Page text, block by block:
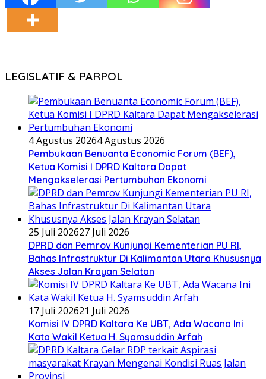
LEGISLATIF & PARPOL
4 Agustus 20264 Agustus 2026
Pembukaan Benuanta Economic Forum (BEF),
Ketua Komisi I DPRD Kaltara Dapat
Mengakselerasi Pertumbuhan Ekonomi
25 Juli 202627 Juli 2026
DPRD dan Pemrov Kunjungi Kementerian PU RI,
Bahas Infrastruktur Di Kalimantan Utara Khususnya
Akses Jalan Krayan Selatan
17 Juli 202621 Juli 2026
Komisi IV DPRD Kaltara Ke UBT, Ada Wacana Ini
Kata Wakil Ketua H. Syamsuddin Arfah